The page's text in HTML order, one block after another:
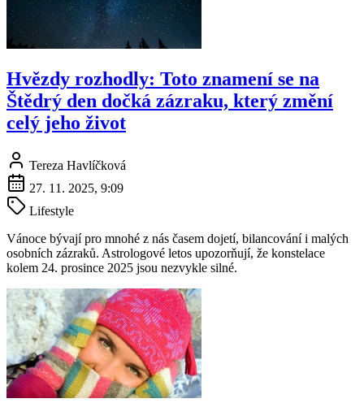
Hvězdy rozhodly: Toto znamení se na
Štědrý den dočká zázraku, který změní
celý jeho život
Tereza Havlíčková
27. 11. 2025, 9:09
Lifestyle
Vánoce bývají pro mnohé z nás časem dojetí, bilancování i malých
osobních zázraků. Astrologové letos upozorňují, že konstelace
kolem 24. prosince 2025 jsou nezvykle silné.